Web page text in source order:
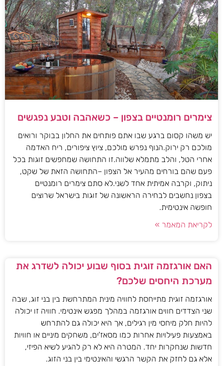
צימרים רומנטיים בצפון – כשאהבה וטבע נפגשים
יש משהו קסום ברגע שבו אתם פותחים את החלון בבוקר ורואים
מולכם רק ירוק.הנוף נפרש מולכם, ציוץ ציפורים, ריח האדמה
אחרי הטל, והלב מתמלא שלווה.זו התחושה שמחפשים זוגות בכל
פעם שהם בורחים מהעיר אל הצפון –התחושה הזאת של שקט,
ניתוק, וקרבה אמיתית אחד לשני.לא סתם צימרים רומנטיים
בצפון נחשבים לבחירה הראשונה של זוגות בישראל שרוצים
חופשה אינטימית.
לקריאת המאמר »
האם אורגזמה זוגית בסוף שבוע יכולה לשדרג את
מערכת היחסים שלכם?
אורגזמה זוגית מתייחסת לחוויה מינית המתרחשת בין בני זוג, שבה
שני הצדדים חווים אורגזמה במהלך מפגש אינטימי. חוויה זו יכולה
להיות חלק מיחסי מין רגילים, אך היא יכולה גם להתרחש
באמצעות פעילויות אחרות כמו מסאז'ים, משחקים מיניים או חוויות
חדשות שנחקרות יחד. המטרה היא לא רק להגיע לשיא הפיזי,
אלא גם לחזק את הקשר הרגשי והאינטימי בין בני הזוג.